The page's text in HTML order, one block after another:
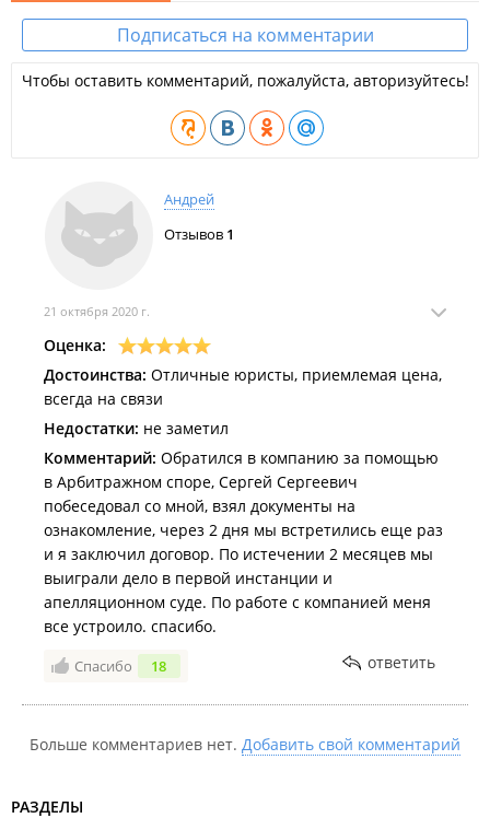
Подписаться на комментарии
Чтобы оставить комментарий, пожалуйста, авторизуйтесь!
Андрей
Отзывов 1
21 октября 2020 г.
Оценка:
Достоинства: Отличные юристы, приемлемая цена,
всегда на связи
Недостатки: не заметил
Комментарий: Обратился в компанию за помощью
в Арбитражном споре, Сергей Сергеевич
побеседовал со мной, взял документы на
ознакомление, через 2 дня мы встретились еще раз
и я заключил договор. По истечении 2 месяцев мы
выиграли дело в первой инстанции и
апелляционном суде. По работе с компанией меня
все устроило. спасибо.
Спасибо 18 ответить
Больше комментариев нет. Добавить свой комментарий
РАЗДЕЛЫ